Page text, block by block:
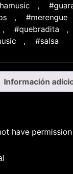
,
, #merengue
, #quebradita ,
, #salsa
Información
have